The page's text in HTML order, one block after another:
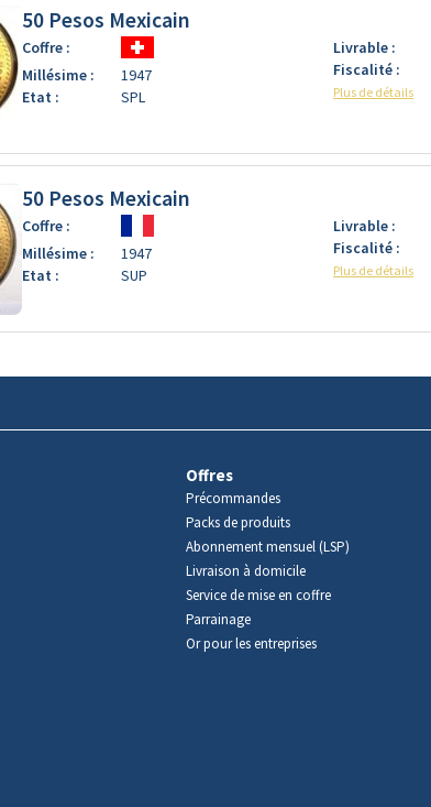
50 Pesos Mexicain
Coffre :
Millésime :
1947
Etat :
SPL
Livrable :
Fiscalité :
Plus de détails
50 Pesos Mexicain
Coffre :
Millésime :
1947
Etat :
SUP
Livrable :
Fiscalité :
Plus de détails
Offres
Précommandes
Packs de produits
Abonnement mensuel (LSP)
Livraison à domicile
Service de mise en coffre
Parrainage
Or pour les entreprises